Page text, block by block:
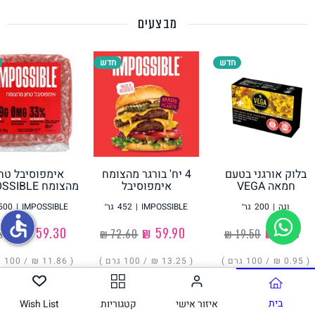
גבינות טבעוניות
מבצעים
חדש
בלוק אורגני בטעם
חמאה VEGA
200 גר׳ | וגה
‏19.50 ₪ ‏1.90 ₪
( ‏0.95 ₪ / 100 גרם )
חדש
4 יח' בורגר מהצומח
אימפוסיבל
452 גר׳ | IMPOSSIBLE
‏72.60 ₪
( ‏13.25 ₪ / 100 גרם )
אימפוסיבל
מהצומח IMPOSSIBLE
| IMPOSSIBLE
‏68.00 ₪
( ‏11.86 ₪ / 100 גרם
הוסיפו בית איזור אישי קטגוריות Wish List
accessible